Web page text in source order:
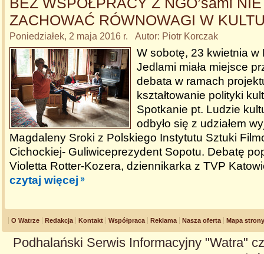
ZACHOWAĆ RÓWNOWAGI W
Poniedziałek, 2 maja 2016 r. Autor: Piotr Korczak
W sobotę, 23 kwietnia w
Jedlami miała miejsce
debata w ramach
kształtowanie polityki
Spotkanie pt. Ludzie
odbyło się z udziałem
Magdaleny Sroki z Polskiego Instytutu Sztuki
Cichockiej- Guliwiceprezydent Sopotu. Debatę
Violetta Rotter-Kozera, dziennikarka z TVP
czytaj więcej
O Watrze Redakcja Kontakt Współpraca Reklama Nasza oferta Mapa strony
Podhalański Serwis Informacyjny "Watra"